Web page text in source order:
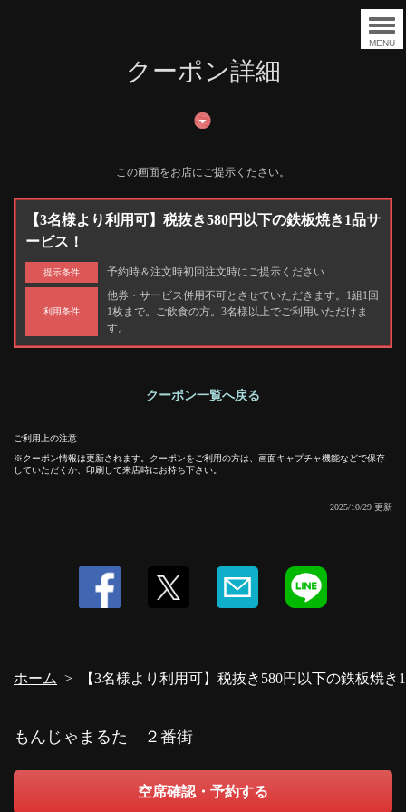
MENU
クーポン詳細
この画面をお店にご提示ください。
【3名様より利用可】税抜き580円以下の鉄板焼き1品サ
ービス！
提示条件 予約時＆注文時初回注文時にご提示ください
利用条件
他券・サービス併用不可とさせていただきます。1組1回
1枚まで。ご飲食の方。3名様以上でご利用いただけま
す。
クーポン一覧へ戻る
ご利用上の注意
クーポン情報は更新されます。クーポンをご利用の方は、画面キャプチャ機能などで保存
していただくか、印刷して来店時にお持ち下さい。
2025/10/29 更新
ホーム 【3名様より利用可】税抜き580円以下の鉄板焼き
この店舗情報をシェアする
お店情報をコピー
もんじゃまるた ２番街
空席確認・予約する